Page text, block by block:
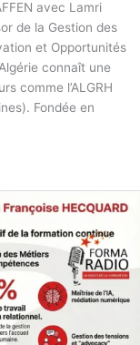
avec Lamri
de la Gestion des
et Opportunités
connaît une
comme l’ALGRH
Fondée en